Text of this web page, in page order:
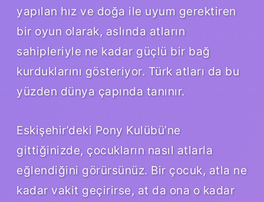
yapılan hız ve doğa ile uyum gerektiren
bir oyun olarak, aslında atların
sahipleriyle ne kadar güçlü bir bağ
kurduklarını gösteriyor. Türk atları da bu
yüzden dünya çapında tanınır.
Eskişehir’deki Pony Kulübü’ne
gittiğinizde, çocukların nasıl atlarla
eğlendiğini görürsünüz. Bir çocuk, atla ne
kadar vakit geçirirse, at da ona o kadar